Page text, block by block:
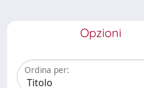
Opzioni
Ordina per: